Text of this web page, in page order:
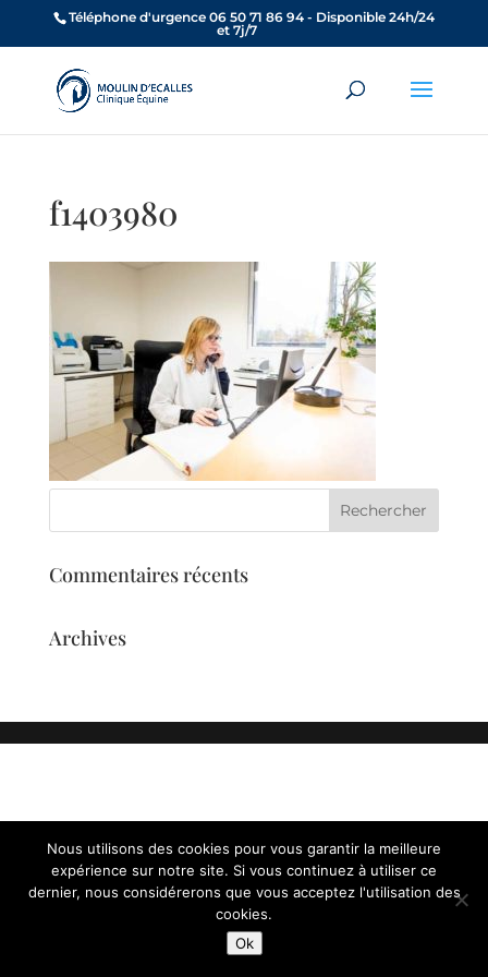
Téléphone d'urgence 06 50 71 86 94 - Disponible 24h/24
et 7j/7
f1403980
Commentaires récents
Archives
Nous utilisons des cookies pour vous garantir la meilleure
expérience sur notre site. Si vous continuez à utiliser ce
dernier, nous considérerons que vous acceptez l'utilisation des
cookies.
Ok